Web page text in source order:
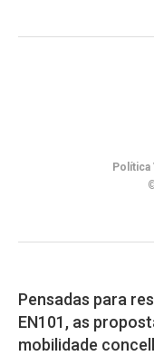
Política
Pensadas para
EN101, as
mobilidade